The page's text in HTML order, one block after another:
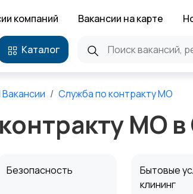
компаний Вакансии на карте
Каталог
Служба по контракту МО
МО
Безопасность
Бытовые
клининг